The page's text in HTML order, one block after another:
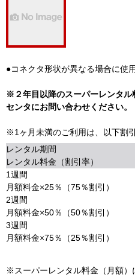
●コネクタ形状が異なる場合に使
※２年目以降のスーパーレンタル
センタにお問い合わせください。
※1ヶ月未満のご利用は、以下割
レンタル期間
レンタル料金（割引率）
1週間
月額料金×25％（75％割引）
2週間
月額料金×50％（50％割引）
3週間
月額料金×75％（25％割引）
※スーパーレンタル料金（月額）